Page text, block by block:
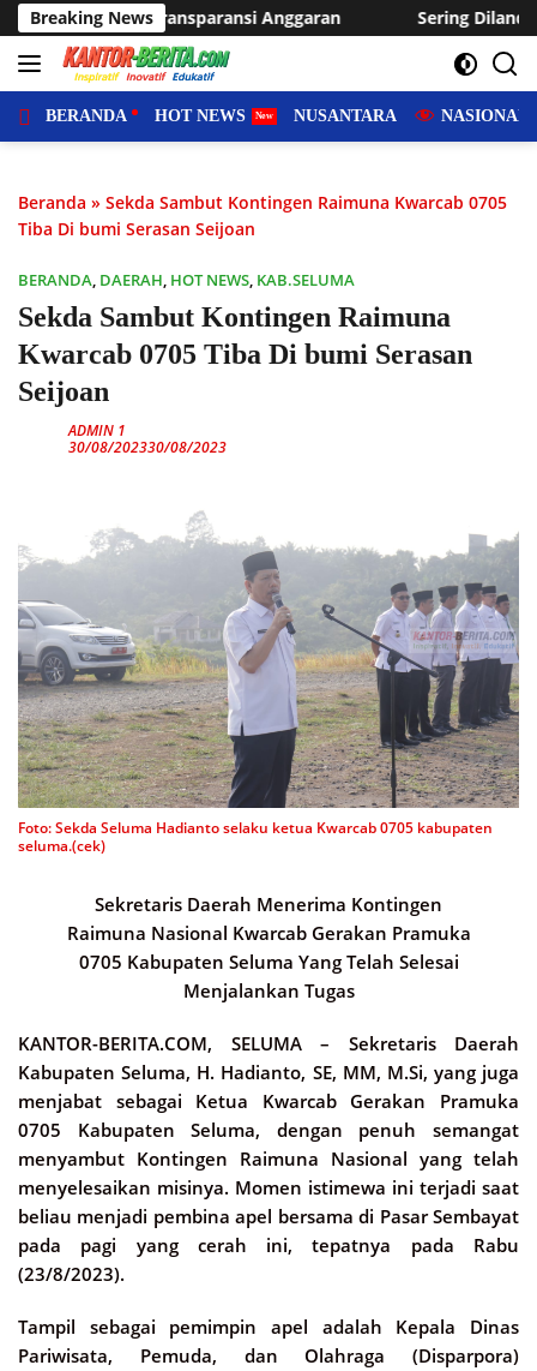
Langsung
ke
konten
Breaking NewsSering Dilanda Genangan, Desa Sukaraja Usulkan
BERANDA HOT NEWS NUSANTARA NASIONAL
Beranda » Sekda Sambut Kontingen Raimuna Kwarcab 0705
Tiba Di bumi Serasan Seijoan
BERANDA, DAERAH, HOT NEWS, KAB.SELUMA
Sekda Sambut Kontingen Raimuna
Kwarcab 0705 Tiba Di bumi Serasan
Seijoan
ADMIN 1
30/08/202330/08/2023
Foto: Sekda Seluma Hadianto selaku ketua Kwarcab 0705 kabupaten
seluma.(cek)
Sekretaris Daerah Menerima Kontingen
Raimuna Nasional Kwarcab Gerakan Pramuka
0705 Kabupaten Seluma Yang Telah Selesai
Menjalankan Tugas
KANTOR-BERITA.COM, SELUMA – Sekretaris Daerah
Kabupaten Seluma, H. Hadianto, SE, MM, M.Si, yang juga
menjabat sebagai Ketua Kwarcab Gerakan Pramuka
0705 Kabupaten Seluma, dengan penuh semangat
menyambut Kontingen Raimuna Nasional yang telah
menyelesaikan misinya. Momen istimewa ini terjadi saat
beliau menjadi pembina apel bersama di Pasar Sembayat
pada pagi yang cerah ini, tepatnya pada Rabu
(23/8/2023).
Tampil sebagai pemimpin apel adalah Kepala Dinas
Pariwisata, Pemuda, dan Olahraga (Disparpora)